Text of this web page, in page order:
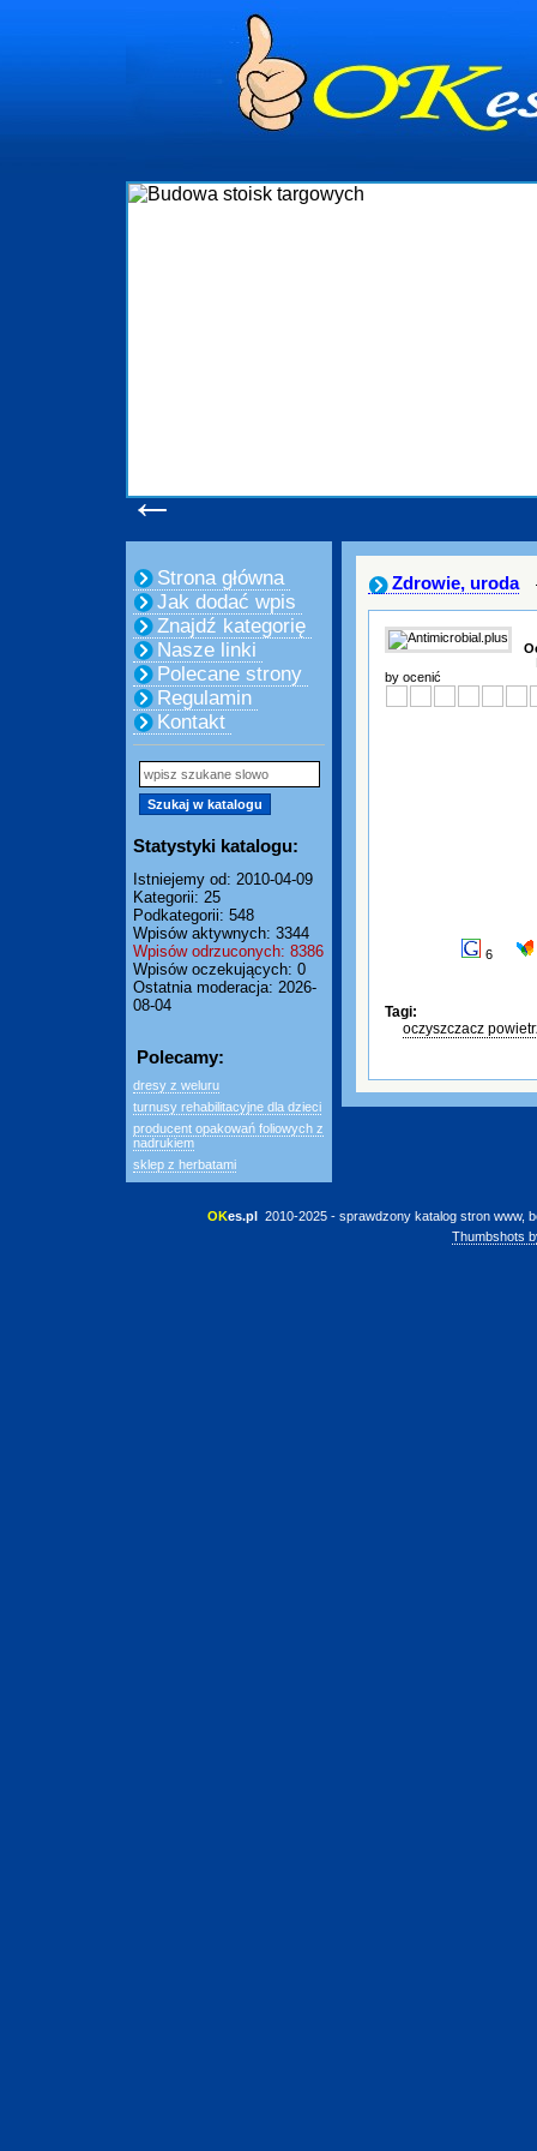
←
Strona główna
Jak dodać wpis
Znajdź kategorię
Nasze linki
Polecane strony
Regulamin
Kontakt
Statystyki katalogu:
Istniejemy od: 2010-04-09
Kategorii: 25
Podkategorii: 548
Wpisów aktywnych: 3344
Wpisów odrzuconych: 8386
Wpisów oczekujących: 0
Ostatnia moderacja: 2026-
08-04
Polecamy:
dresy z weluru
turnusy rehabilitacyjne dla dzieci
producent opakowań foliowych z
nadrukiem
sklep z herbatami
Zdrowie, uroda
by ocenić
6
Tagi:
oczyszczacz
OKes.pl 2010-2025 - sprawdzony katalog stron www,
Thumbshots